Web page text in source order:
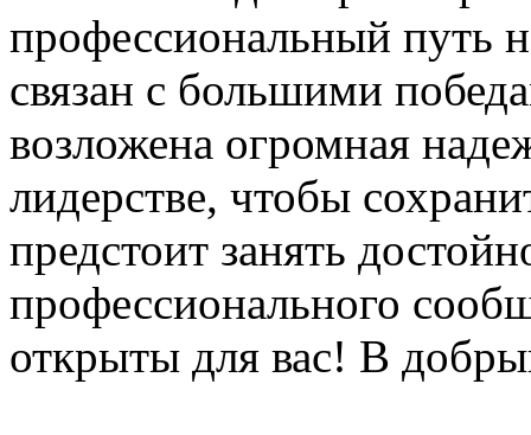
профессиональный путь
связан с большими
возложена огромная
лидерстве, чтобы
предстоит занять
профессионального
открыты для вас! В